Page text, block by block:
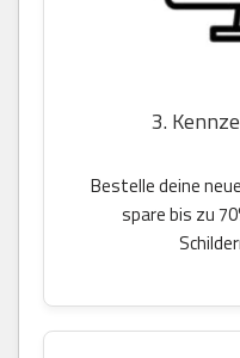
3.
Bestelle deine
spare bis zu